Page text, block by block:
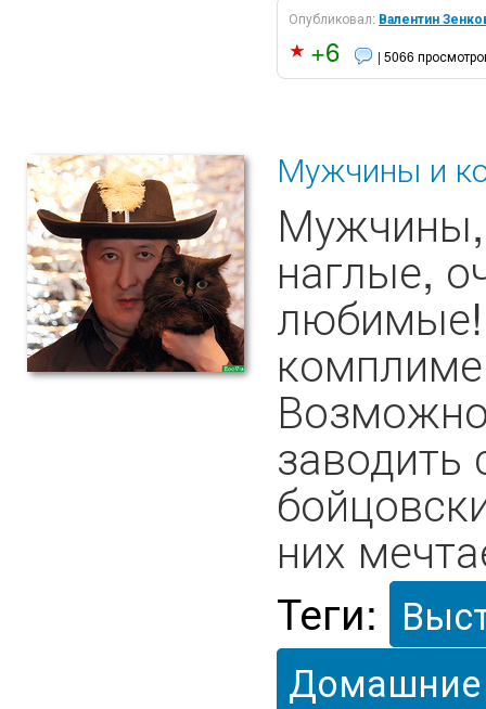
Опубликовал: Валентин
+6 | 5066
Мужчины и
наглые,
любимые!
них
Теги: